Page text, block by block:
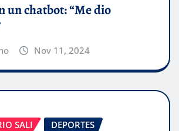
un chatbot: “Me dio
Nov 11, 2024
SALI DEPORTES